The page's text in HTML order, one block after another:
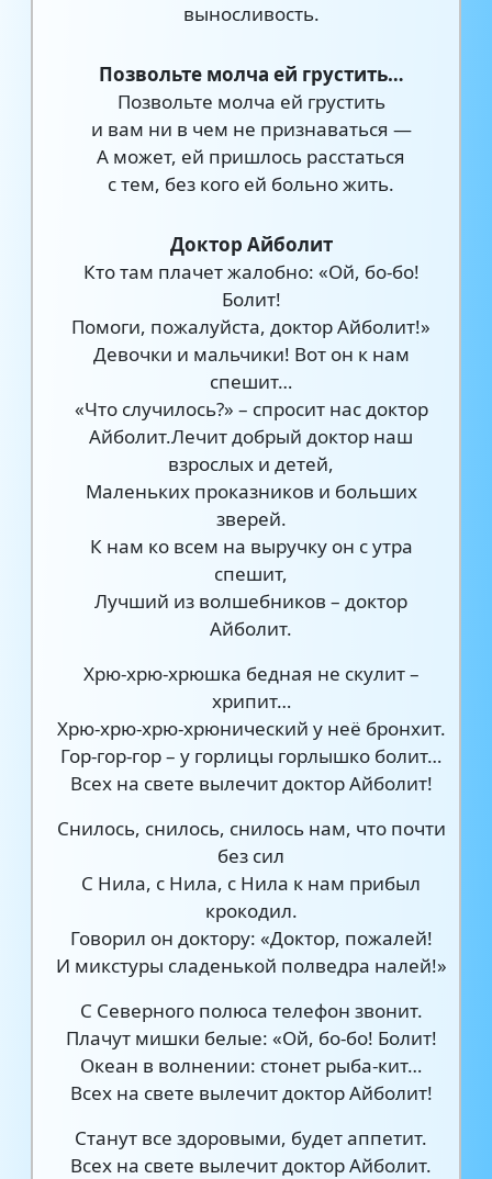
выносливость.
Позвольте молча ей грустить…
Позвольте молча ей грустить
и вам ни в чем не признаваться —
А может, ей пришлось расстаться
с тем, без кого ей больно жить.
Доктор Айболит
Кто там плачет жалобно: «Ой, бо-бо!
Болит!
Помоги, пожалуйста, доктор Айболит!»
Девочки и мальчики! Вот он к нам
спешит…
«Что случилось?» – спросит нас доктор
Айболит.Лечит добрый доктор наш
взрослых и детей,
Маленьких проказников и больших
зверей.
К нам ко всем на выручку он с утра
спешит,
Лучший из волшебников – доктор
Айболит.
Хрю-хрю-хрюшка бедная не скулит –
хрипит…
Хрю-хрю-хрю-хрюнический у неё бронхит.
Гор-гор-гор – у горлицы горлышко болит…
Всех на свете вылечит доктор Айболит!
Снилось, снилось, снилось нам, что почти
без сил
С Нила, с Нила, с Нила к нам прибыл
крокодил.
Говорил он доктору: «Доктор, пожалей!
И микстуры сладенькой полведра налей!»
С Северного полюса телефон звонит.
Плачут мишки белые: «Ой, бо-бо! Болит!
Океан в волнении: стонет рыба-кит…
Всех на свете вылечит доктор Айболит!
Станут все здоровыми, будет аппетит.
Всех на свете вылечит доктор Айболит.